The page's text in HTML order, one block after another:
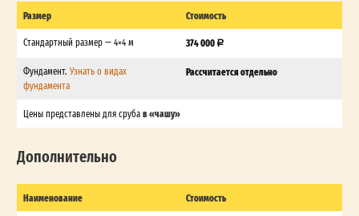
Размер Стоимость
Стандартный размер — 4×4 м 374 000
Фундамент. Узнать о видах
фундамента
Рассчитается отдельно
Цены представлены для срубав «чашу»
Дополнительно
Наименование Стоимость